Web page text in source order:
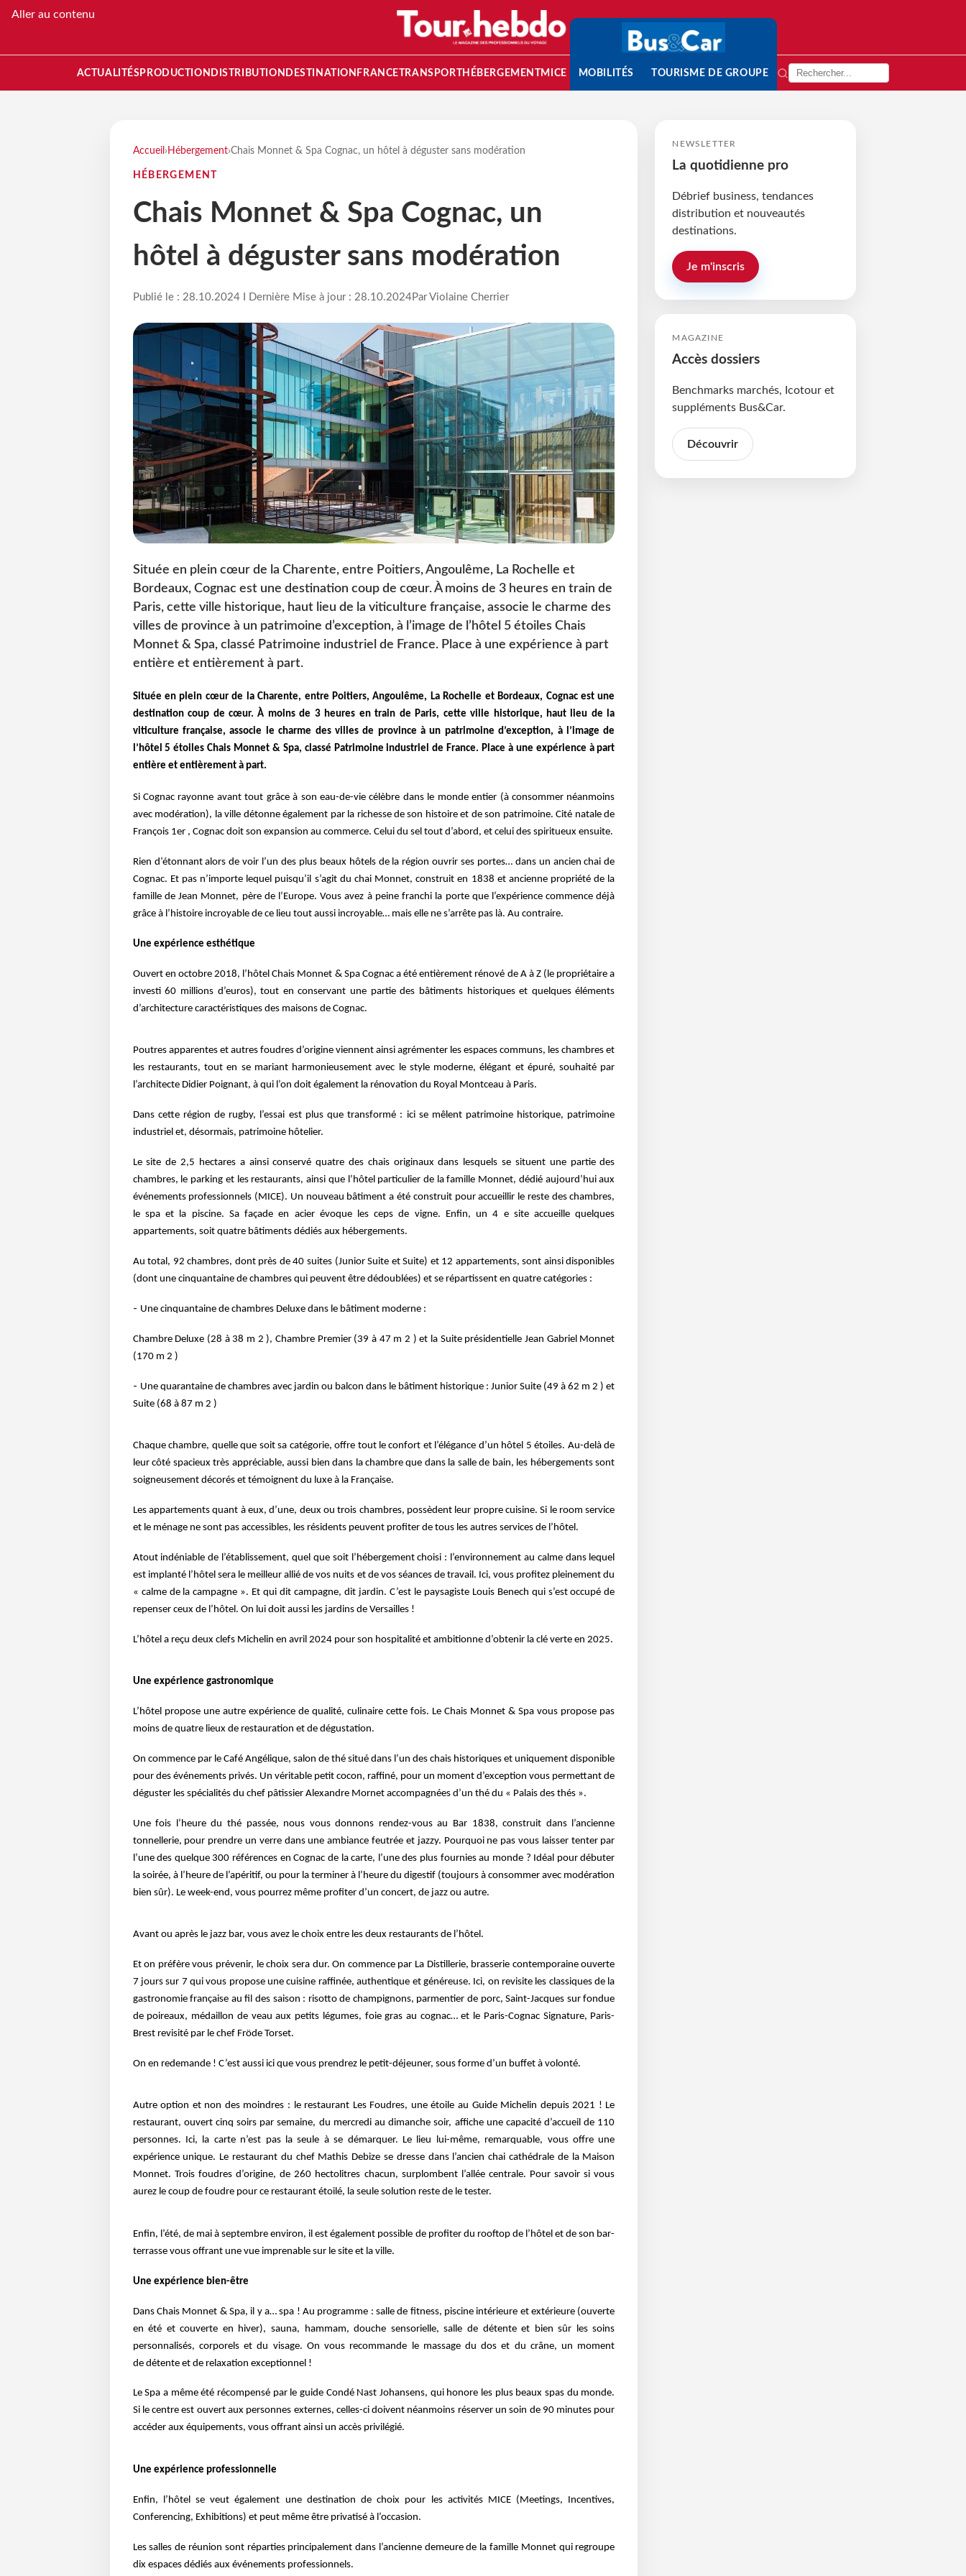
Aller au contenu
ACTUALITÉS PRODUCTION DISTRIBUTION DESTINATION FRANCETRANSPORT HÉBERGEMENTMICE MOBILITÉS TOURISME DE GROUPE
Accueil › Hébergement›Chais Monnet & Spa Cognac, un hôtel à déguster sans modération
HÉBERGEMENT
Chais Monnet & Spa Cognac, un
hôtel à déguster sans modération
Publié le : 28.10.2024 I Dernière Mise à jour : 28.10.2024Par Violaine Cherrier
Située en plein cœur de la Charente, entre Poitiers, Angoulême, La Rochelle et
Bordeaux, Cognac est une destination coup de cœur. À moins de 3 heures en train de
Paris, cette ville historique, haut lieu de la viticulture française, associe le charme des
villes de province à un patrimoine d’exception, à l’image de l’hôtel 5 étoiles Chais
Monnet & Spa, classé Patrimoine industriel de France. Place à une expérience à part
entière et entièrement à part.
Située en plein cœur de la Charente, entre Poitiers, Angoulême, La Rochelle etBordeaux, Cognac est une
destination coup de cœur. À moins de 3 heures entrain de Paris, cette ville historique, haut lieu de la
viticulture française, associe le charme des villes de province à un patrimoine d’exception, à l’image de
l’hôtel 5 étoiles Chais Monnet & Spa, classé Patrimoine industriel de France.Place à une expérience à part
entière et entièrement à part.
Si Cognac rayonne avant tout grâce à son eau-de-vie célèbre dans le monde entier (à consommer néanmoins
avec modération), la ville détonne également par la richesse de son histoire et de son patrimoine. Cité natale de
François 1er , Cognac doit son expansion au commerce. Celui du sel tout d’abord, et celui des spiritueux ensuite.
Rien d’étonnant alors de voir l’un des plus beaux hôtels de la région ouvrir ses portes… dans un ancien chai de
Cognac. Et pas n’importe lequel puisqu’il s’agit du chai Monnet, construit en 1838 et ancienne propriété de la
famille de Jean Monnet, père de l’Europe. Vous avez à peine franchi la porte que l’expérience commencedéjà
grâce à l’histoire incroyable de ce lieu tout aussi incroyable… mais elle ne s’arrête pas là. Au contraire.
Une expérience esthétique
Ouvert en octobre 2018, l’hôtel Chais Monnet & Spa Cognac a été entièrement rénové de A à Z (le propriétaire a
investi 60 millions d’euros), tout en conservant une partie des bâtiments historiques et quelques éléments
d’architecture caractéristiques des maisons de Cognac.
Poutres apparentes et autres foudres d’origine viennent ainsi agrémenter lesespaces communs, les chambres et
les restaurants, tout en se mariant harmonieusement avec le style moderne, élégant et épuré, souhaité par
l’architecte Didier Poignant, à qui l’on doit également la rénovation du Royal Montceau à Paris.
Dans cette région de rugby, l’essai est plus que transformé : ici se mêlent patrimoine historique, patrimoine
industriel et, désormais, patrimoine hôtelier.
Le site de 2,5 hectares a ainsi conservé quatre des chais originaux dans lesquels se situent une partie des
chambres, le parking et les restaurants, ainsi que l’hôtel particulier de la famille Monnet, dédié aujourd’hui aux
événements professionnels (MICE). Un nouveau bâtiment a été construit pour accueillir le reste des chambres,
le spa et la piscine. Sa façade en acier évoque les ceps de vigne. Enfin, un 4 e siteaccueille quelques
appartements, soit quatre bâtiments dédiés aux hébergements.
Au total, 92 chambres, dont près de 40 suites (Junior Suite et Suite) et 12 appartements, sont ainsi disponibles
(dont une cinquantaine de chambres qui peuvent être dédoublées) et se répartissent en quatre catégories :
- Une cinquantaine de chambres Deluxe dans le bâtiment moderne :
Chambre Deluxe (28 à 38 m 2 ), Chambre Premier (39 à 47 m 2 ) et la Suite présidentielle Jean Gabriel Monnet
(170 m 2 )
- Une quarantaine de chambres avec jardin ou balcon dans le bâtiment historique : Junior Suite (49 à 62 m 2 ) et
Suite (68 à 87 m 2 )
Chaque chambre, quelle que soit sa catégorie, offre tout le confort et l’élégance d’un hôtel 5 étoiles. Au-delà de
leur côté spacieux très appréciable, aussi bien dans la chambre que dans la salle de bain, les hébergements sont
soigneusement décorés et témoignent du luxe à la Française.
Les appartements quant à eux, d’une, deux ou trois chambres, possèdent leur proprecuisine. Si le room service
et le ménage ne sont pas accessibles, les résidents peuvent profiter de tous les autres services de l’hôtel.
Atout indéniable de l’établissement, quel que soit l’hébergement choisi : l’environnement au calme dans lequel
est implanté l’hôtel sera le meilleur allié de vos nuits et de vos séances de travail. Ici, vous profitez pleinement du
« calme de lacampagne ». Et qui dit campagne, dit jardin. C’est le paysagiste Louis Benech qui s’est occupé de
repenser ceux de l’hôtel. On lui doit aussi les jardins de Versailles !
L’hôtel a reçu deux clefs Michelin en avril 2024 pour son hospitalité et ambitionne d’obtenir la clé verte en 2025.
Une expérience gastronomique
L’hôtel propose une autre expérience de qualité, culinaire cette fois. Le Chais Monnet& Spa vous propose pas
moins de quatre lieux de restauration et de dégustation.
On commence par le Café Angélique, salon de thé situé dans l’un des chais historiques et uniquement disponible
pour des événements privés. Un véritable petit cocon, raffiné, pour un moment d’exception vous permettant de
déguster les spécialités du chef pâtissier Alexandre Mornet accompagnées d’un thé du « Palais des thés ».
Une fois l’heure du thé passée, nous vous donnons rendez-vous au Bar 1838,construit dans l’ancienne
tonnellerie, pour prendre un verre dans une ambiancefeutrée et jazzy. Pourquoi ne pas vous laisser tenter par
l’une des quelque 300 références en Cognac de la carte, l’une des plus fournies au monde ? Idéal pourdébuter
la soirée, à l’heure de l’apéritif, ou pour la terminer à l’heure du digestif (toujours à consommer avec modération
bien sûr). Le week-end, vous pourrez même profiter d’un concert, de jazz ou autre.
Avant ou après le jazz bar, vous avez le choix entre les deux restaurants de l’hôtel.
Et on préfère vous prévenir, le choix sera dur. On commence par La Distillerie, brasserie contemporaine ouverte
7 jours sur 7 qui vous propose une cuisine raffinée, authentique et généreuse. Ici, on revisite les classiques de la
gastronomiefrançaise au fil des saison : risotto de champignons, parmentier de porc, Saint-Jacques sur fondue
de poireaux, médaillon de veau aux petits légumes, foie gras au cognac… et le Paris-Cognac Signature, Paris-
Brest revisité par le chef Fröde Torset.
On en redemande ! C’est aussi ici que vous prendrez le petit-déjeuner, sous forme d’un buffet à volonté.
Autre option et non des moindres : le restaurant Les Foudres, une étoile au Guide Michelin depuis 2021 ! Le
restaurant, ouvert cinq soirs par semaine, du mercredi audimanche soir, affiche une capacité d’accueil de 110
personnes. Ici, la carte n’est pas la seule à se démarquer. Le lieu lui-même, remarquable, vous offre une
expérience unique. Le restaurant du chef Mathis Debize se dresse dans l’ancien chai cathédrale de la Maison
Monnet. Trois foudres d’origine, de 260 hectolitres chacun, surplombent l’allée centrale. Pour savoir si vous
aurez le coup de foudre pour ce restaurant étoilé, la seule solution reste de le tester.
Enfin, l’été, de mai à septembre environ, il est également possible de profiter du rooftop de l’hôtel et de son bar-
terrasse vous offrant une vue imprenable sur le site et la ville.
Une expérience bien-être
Dans Chais Monnet & Spa, il y a… spa ! Au programme : salle de fitness, piscine intérieure et extérieure (ouverte
en été et couverte en hiver), sauna, hammam,douche sensorielle, salle de détente et bien sûr les soins
personnalisés, corporels etdu visage. On vous recommande le massage du dos et du crâne, un moment
de détente et de relaxation exceptionnel !
Le Spa a même été récompensé par le guide Condé Nast Johansens, qui honore les plus beaux spas du monde.
Si le centre est ouvert aux personnes externes, celles-cidoivent néanmoins réserver un soin de 90 minutes pour
accéder aux équipements, vous offrant ainsi un accès privilégié.
Une expérience professionnelle
Enfin, l’hôtel se veut également une destination de choix pour les activités MICE (Meetings, Incentives,
Conferencing, Exhibitions) et peut même être privatisé à l’occasion.
Les salles de réunion sont réparties principalement dans l’ancienne demeure de lafamille Monnet qui regroupe
dix espaces dédiés aux événements professionnels.
NEWSLETTER
La quotidienne pro
Débrief business, tendances
distribution et nouveautés
destinations.
Je m'inscris
MAGAZINE
Accès dossiers
Benchmarks marchés, Icotour et
suppléments Bus&Car.
Découvrir